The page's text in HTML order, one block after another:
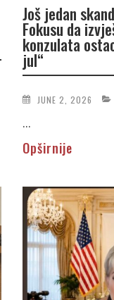
Još jedan
Fokusu da
konzulata
jul“
JUNE 2, 2026
...
Opširnije